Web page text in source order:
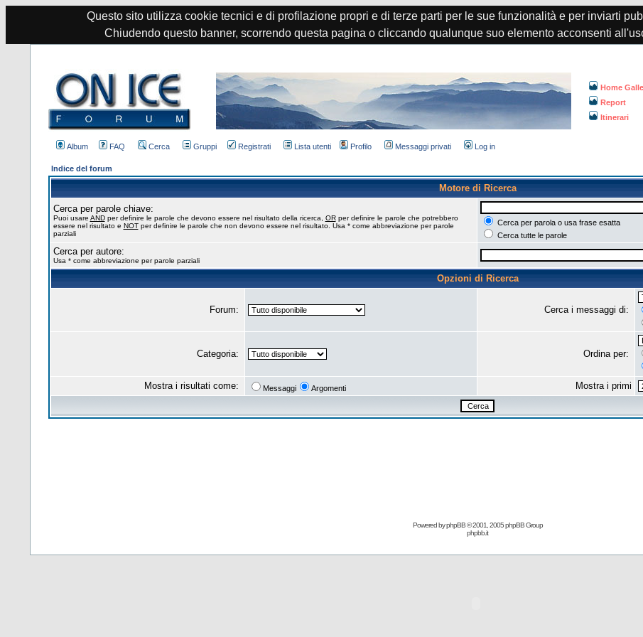
Questo sito utilizza cookie tecnici e di profilazione propri e di terze parti per le sue funzionalità e per inviarti
Chiudendo questo banner, scorrendo questa pagina o cliccando qualunque suo elemento acconsenti
Home
Report
Itinerari
Album FAQ Cerca Gruppi Registrati Lista utenti Profilo Messaggi privati Log in
Indice del forum
Motore di Ricerca
Cerca per parole chiave:
Puoi usare ANDper definire le parole che devono essere nel risultato della ricerca, ORper definire le parole che potrebbero
essere nel risultato e NOTper definire le parole che non devono essere nel risultato. Usa * come abbreviazione per parole
parziali
Cerca per parola o usa frase esatta
Cerca tutte le parole
Cerca per autore:
Usa * come abbreviazione per parole parziali
Opzioni di Ricerca
Forum: Cerca i messaggi di:
Categoria: Ordina per:
Mostra i risultati come: Messaggi Argomenti Mostra i primi
Powered byphpBB© 2001, 2005 phpBB Group
phpbb.it